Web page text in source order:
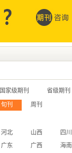
国家级期刊
省级期刊
旬刊
周刊
河北 山西 四川
广东 广西 海南